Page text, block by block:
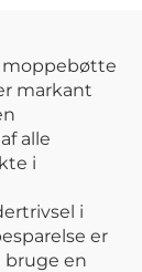
moppebøtte
markant
alle
i
i
er
bruge en